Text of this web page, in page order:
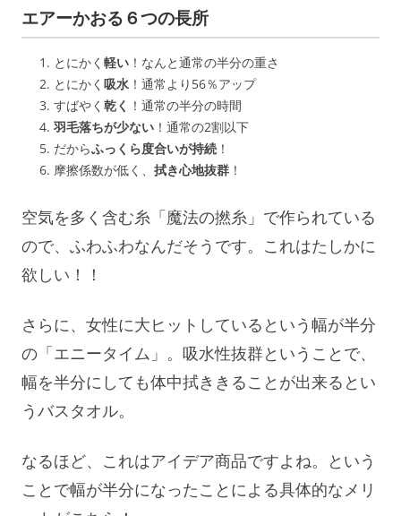
エアーかおる６つの長所
とにかく 軽い ！なんと通常の半分の重さ
とにかく 吸水 ！通常より56％アップ
すばやく 乾く ！通常の半分の時間
羽毛落ちが少ない ！通常の2割以下
だからふっくら度合いが持続 ！
摩擦係数が低く、 拭き心地抜群 ！
空気を多く含む糸「魔法の撚糸」で作られている
ので、ふわふわなんだそうです。これはたしかに
欲しい！！
さらに、女性に大ヒットしているという幅が半分
の「エニータイム」。吸水性抜群ということで、
幅を半分にしても体中拭ききることが出来るとい
うバスタオル。
なるほど、これはアイデア商品ですよね。という
ことで幅が半分になったことによる具体的なメリ